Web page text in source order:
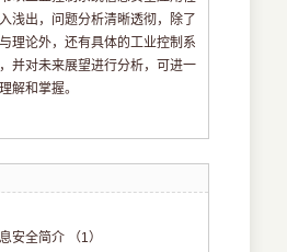
浅出，问题分析清晰透彻，除了
理论外，还有具体的工业控制系
并对未来展望进行分析，可进一
解和掌握。
全简介 （1）